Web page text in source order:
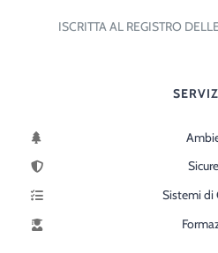
ISCRITTA AL REGISTRO
Sistemi di